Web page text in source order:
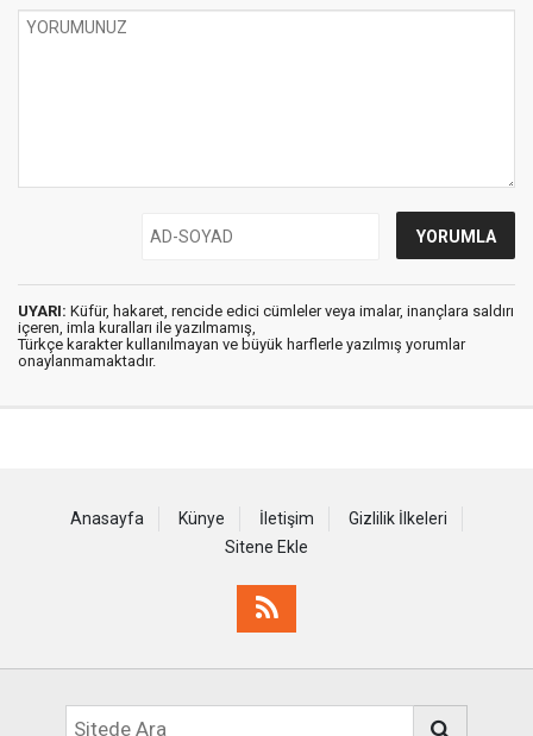
UYARI: Küfür, hakaret, rencide edici cümleler veya imalar, inançlara saldırı
içeren, imla kuralları ile yazılmamış,
Türkçe karakter kullanılmayan ve büyük harflerle yazılmış yorumlar
onaylanmamaktadır.
Anasayfa Künye İletişim
Gizlilik İlkeleri
Sitene Ekle